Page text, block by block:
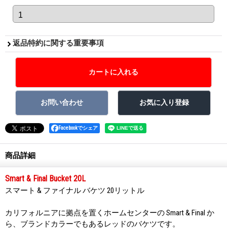
返品特約に関する重要事項
Facebookでシェア
商品詳細
Smart & Final Bucket 20L
スマート & ファイナル バケツ 20リットル
カリフォルニアに拠点を置くホームセンターの Smart & Final か
ら、ブランドカラーでもあるレッドのバケツです。